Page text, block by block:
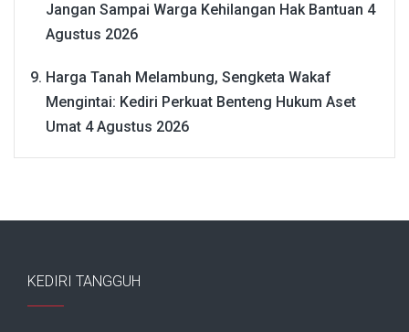
Jangan Sampai Warga Kehilangan Hak Bantuan 4
Agustus 2026
Harga Tanah Melambung, Sengketa Wakaf
Mengintai: Kediri Perkuat Benteng Hukum Aset
Umat 4 Agustus 2026
KEDIRI TANGGUH